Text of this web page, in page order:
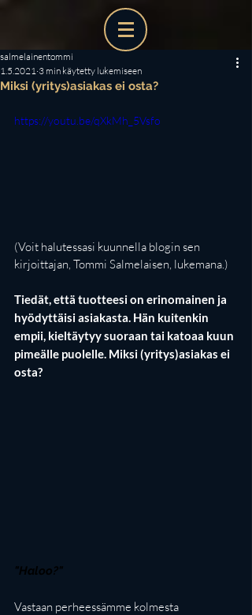
Miksi (yritys)asiakas ei osta?
salmelainentommi
1.5.2021 3 min käytetty lukemiseen
https://youtu.be/qXkMh_5Vsfo
(Voit halutessasi kuunnella blogin sen
kirjoittajan, Tommi Salmelaisen, lukemana.)
Tiedät, että tuotteesi on erinomainen ja
hyödyttäisi asiakasta. Hän kuitenkin
empii, kieltäytyy suoraan tai katoaa kuun
pimeälle puolelle. Miksi (yritys)asiakas ei
osta?
"Haloo?"
Vastaan perheessämme kolmesta